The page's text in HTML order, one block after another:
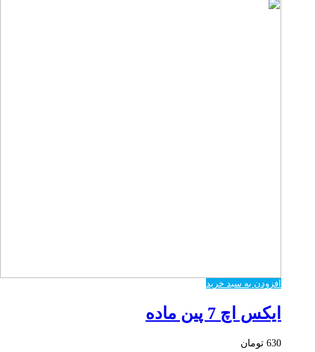
افزودن به سبد خرید
ایکس اچ 7 پین ماده
630 تومان